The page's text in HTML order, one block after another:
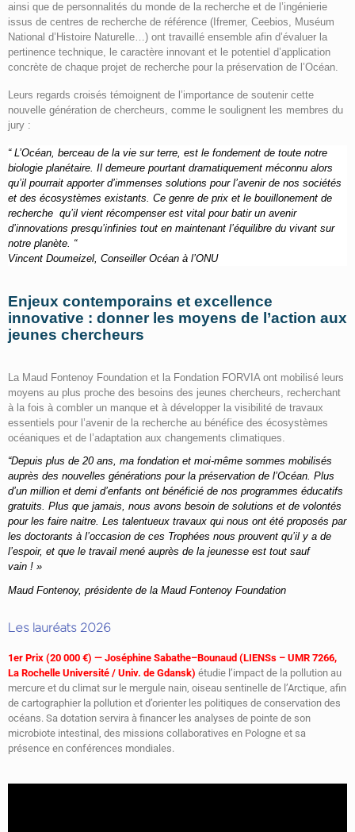
ainsi que de personnalités du monde de la recherche et de l’ingénierie
issus de centres de recherche de référence (Ifremer, Ceebios, Muséum
National d’Histoire Naturelle…) ont travaillé ensemble afin d’évaluer la
pertinence technique, le caractère innovant et le potentiel d’application
concrète de chaque projet de recherche pour la préservation de l’Océan.
Leurs regards croisés témoignent de l’importance de soutenir cette
nouvelle génération de chercheurs, comme le soulignent les membres du
jury :
“ L’Océan, berceau de la vie sur terre, est le fondement de toute notre
biologie planétaire. Il demeure pourtant dramatiquement méconnu alors
qu’il pourrait apporter d’immenses solutions pour l’avenir de nos sociétés
et des écosystèmes existants. Ce genre de prix et le bouillonement de
recherche qu’il vient récompenser est vital pour batir un avenir
d’innovations presqu’infinies tout en maintenant l’équilibre du vivant sur
notre planète. “
Vincent Doumeizel, Conseiller Océan à l’ONU
Enjeux contemporains et excellence
innovative : donner les moyens de l’action aux
jeunes chercheurs
La Maud Fontenoy Foundation et la Fondation FORVIA ont mobilisé leurs
moyens au plus proche des besoins des jeunes chercheurs, recherchant
à la fois à combler un manque et à développer la visibilité de travaux
essentiels pour l’avenir de la recherche au bénéfice des écosystèmes
océaniques et de l’adaptation aux changements climatiques.
“Depuis plus de 20 ans, ma fondation et moi-même sommes mobilisés
auprès des nouvelles générations pour la préservation de l’Océan. Plus
d’un million et demi d’enfants ont bénéficié de nos programmes éducatifs
gratuits. Plus que jamais, nous avons besoin de solutions et de volontés
pour les faire naitre. Les talentueux travaux qui nous ont été proposés par
les doctorants à l’occasion de ces Trophées nous prouvent qu’il y a de
l’espoir, et que le travail mené auprès de la jeunesse est tout sauf
vain ! »
Maud Fontenoy, présidente de la Maud Fontenoy Foundation
Les lauréats 2026
1er Prix (20 000 €) — Joséphine Sabathe–Bounaud (LIENSs – UMR 7266,
La Rochelle Université / Univ. de Gdansk) étudie l’impact de la pollution au
mercure et du climat sur le mergule nain, oiseau sentinelle de l’Arctique, afin
de cartographier la pollution et d’orienter les politiques de conservation des
océans. Sa dotation servira à financer les analyses de pointe de son
microbiote intestinal, des missions collaboratives en Pologne et sa
présence en conférences mondiales.